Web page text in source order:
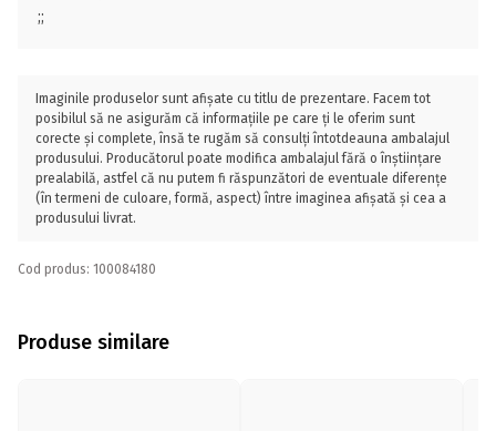
;;
Imaginile produselor sunt afișate cu titlu de prezentare. Facem tot
posibilul să ne asigurăm că informațiile pe care ți le oferim sunt
corecte și complete, însă te rugăm să consulți întotdeauna ambalajul
produsului. Producătorul poate modifica ambalajul fără o înștiințare
prealabilă, astfel că nu putem fi răspunzători de eventuale diferențe
(în termeni de culoare, formă, aspect) între imaginea afișată și cea a
produsului livrat.
Cod produs: 100084180
Produse similare